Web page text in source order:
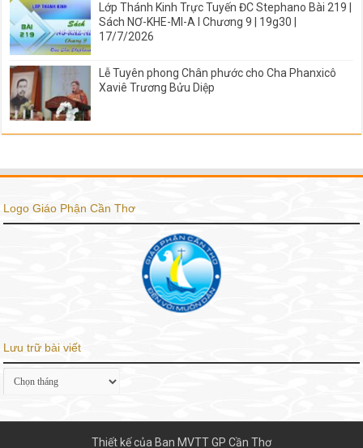
Lớp Thánh Kinh Trực Tuyến ĐC Stephano Bài 219 |
Sách NƠ-KHE-MI-A I Chương 9 | 19g30 |
17/7/2026
Lễ Tuyên phong Chân phước cho Cha Phanxicô
Xaviê Trương Bửu Diệp
Logo Giáo Phận Cần Thơ
Lưu trữ bài viết
Lưu
trữ
Thiết kế của Ban MVTT GP Cần Thơ